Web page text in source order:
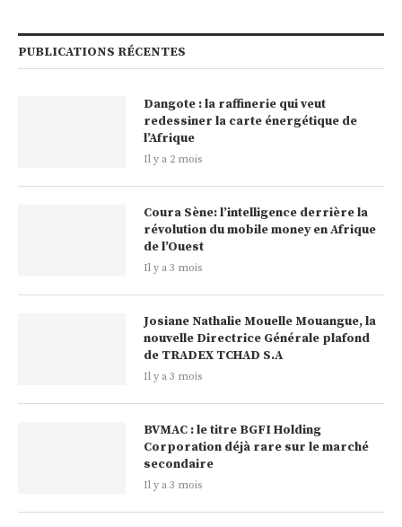
PUBLICATIONS RÉCENTES
Dangote : la raffinerie qui veut
redessiner la carte énergétique de
l’Afrique
Il y a 2 mois
Coura Sène: l’intelligence derrière la
révolution du mobile money en Afrique
de l’Ouest
Il y a 3 mois
Josiane Nathalie Mouelle Mouangue, la
nouvelle Directrice Générale plafond
de TRADEX TCHAD S.A
Il y a 3 mois
BVMAC : le titre BGFI Holding
Corporation déjà rare sur le marché
secondaire
Il y a 3 mois